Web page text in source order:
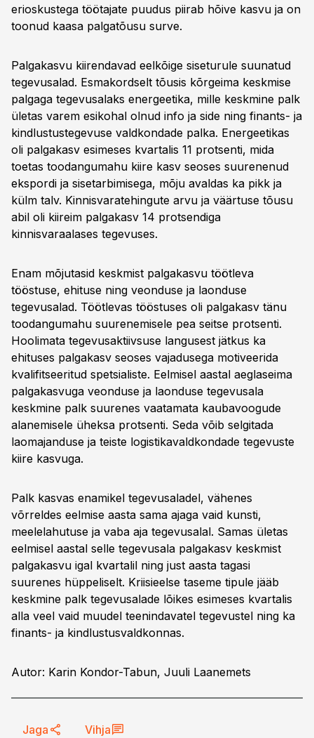
erioskustega töötajate puudus piirab hõive kasvu ja on
toonud kaasa palgatõusu surve.
Palgakasvu kiirendavad eelkõige siseturule suunatud
tegevusalad. Esmakordselt tõusis kõrgeima keskmise
palgaga tegevusalaks energeetika, mille keskmine palk
ületas varem esikohal olnud info ja side ning finants- ja
kindlustustegevuse valdkondade palka. Energeetikas
oli palgakasv esimeses kvartalis 11 protsenti, mida
toetas toodangumahu kiire kasv seoses suurenenud
ekspordi ja sisetarbimisega, mõju avaldas ka pikk ja
külm talv. Kinnisvaratehingute arvu ja väärtuse tõusu
abil oli kiireim palgakasv 14 protsendiga
kinnisvaraalases tegevuses.
Enam mõjutasid keskmist palgakasvu töötleva
tööstuse, ehituse ning veonduse ja laonduse
tegevusalad. Töötlevas tööstuses oli palgakasv tänu
toodangumahu suurenemisele pea seitse protsenti.
Hoolimata tegevusaktiivsuse langusest jätkus ka
ehituses palgakasv seoses vajadusega motiveerida
kvalifitseeritud spetsialiste. Eelmisel aastal aeglaseima
palgakasvuga veonduse ja laonduse tegevusala
keskmine palk suurenes vaatamata kaubavoogude
alanemisele üheksa protsenti. Seda võib selgitada
laomajanduse ja teiste logistikavaldkondade tegevuste
kiire kasvuga.
Palk kasvas enamikel tegevusaladel, vähenes
võrreldes eelmise aasta sama ajaga vaid kunsti,
meelelahutuse ja vaba aja tegevusalal. Samas ületas
eelmisel aastal selle tegevusala palgakasv keskmist
palgakasvu igal kvartalil ning just aasta tagasi
suurenes hüppeliselt. Kriisieelse taseme tipule jääb
keskmine palk tegevusalade lõikes esimeses kvartalis
alla veel vaid muudel teenindavatel tegevustel ning ka
finants- ja kindlustusvaldkonnas.
Autor: Karin Kondor-Tabun, Juuli Laanemets
Jaga Vihja